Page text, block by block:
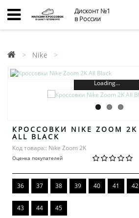
Дисконт №1
в России
Nike
Loading...
КРОССОВКИ NIKE ZOOM 2K
ALL BLACK
Код товара:: Nike Zoom 2K
Оценка покупателей
36 37 38 39 40 41 42
43 44 45